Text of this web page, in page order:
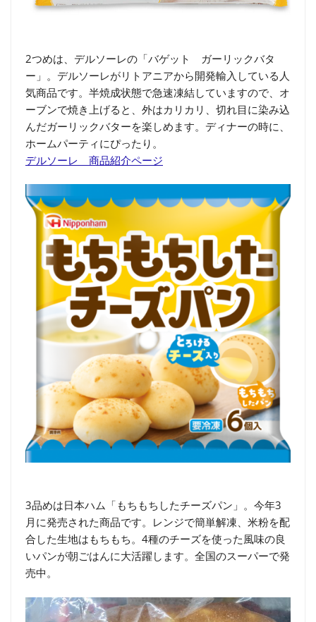
2つめは、デルソーレの「バゲット ガーリックバタ
ー」。デルソーレがリトアニアから開発輸入している人
気商品です。半焼成状態で急速凍結していますので、オ
ーブンで焼き上げると、外はカリカリ、切れ目に染み込
んだガーリックバターを楽しめます。ディナーの時に、
ホームパーティにぴったり。
デルソーレ 商品紹介ページ
3品めは日本ハム「もちもちしたチーズパン」。今年3
月に発売された商品です。レンジで簡単解凍、米粉を配
合した生地はもちもち。4種のチーズを使った風味の良
いパンが朝ごはんに大活躍します。全国のスーパーで発
売中。